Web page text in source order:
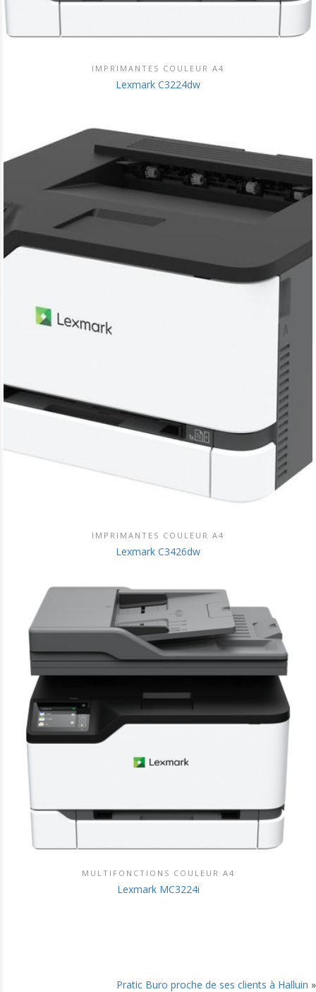
DÉCOUVRIR CE PRODUIT
IMPRIMANTES COULEUR A4
Lexmark C3224dw
DÉCOUVRIR CE PRODUIT
IMPRIMANTES COULEUR A4
Lexmark C3426dw
DÉCOUVRIR CE PRODUIT
MULTIFONCTIONS COULEUR A4
Lexmark MC3224i
Pratic Buro proche de ses clients à Halluin »